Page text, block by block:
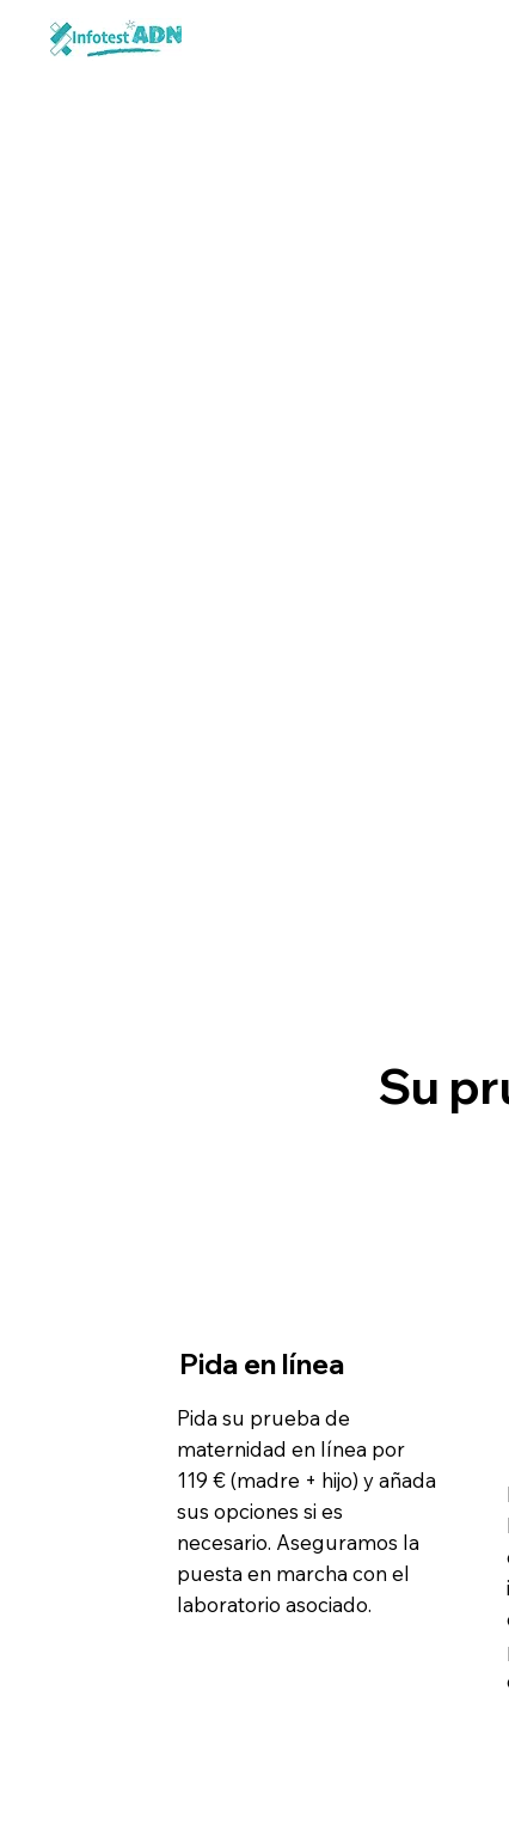
Su
Pida en línea
Pida su prueba de
maternidad en línea por
119 € (madre + hijo) y añada
sus opciones si es
necesario. Aseguramos la
puesta en marcha con el
laboratorio asociado.